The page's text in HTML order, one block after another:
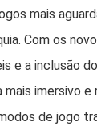
mais
Com os
e a inclusão
imersivo e
de jogo